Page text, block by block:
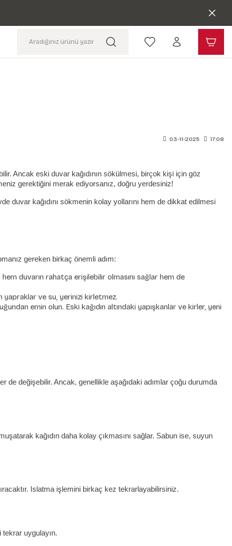
03-11-2025 17:08
Ancak eski duvar kağıdının sökülmesi, birçok kişi için göz
gerektiğini merak ediyorsanız, doğru yerdesiniz!
duvar kağıdını sökmenin kolay yollarını hem de dikkat edilmesi
gereken birkaç önemli adım:
duvarın rahatça erişilebilir olmasını sağlar hem de
yapraklar ve su, yerinizi kirletmez.
emin olun. Eski kağıdın altındaki yapışkanlar ve kirler, yeni
de değişebilir. Ancak, genellikle aşağıdaki adımlar çoğu durumda
kağıdın daha kolay çıkmasını sağlar. Sabun ise, suyun
Islatma işlemini birkaç kez tekrarlayabilirsiniz.
tekrar uygulayın.